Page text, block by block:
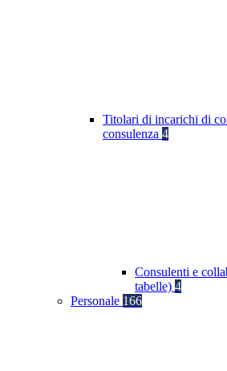
Titolari di incarichi di
consulenza 4
Consulenti e
tabelle) 4
Personale 166